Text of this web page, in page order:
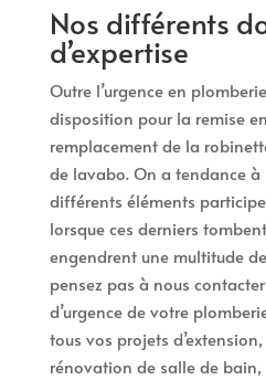
Nos différents
d’expertise
Outre l’urgence en
disposition pour la remise
remplacement de la
de lavabo. On a tendance à
différents éléments
lorsque ces derniers
engendrent une multitude
pensez pas à nous
d’urgence de votre
tous vos projets
rénovation de salle de bain,